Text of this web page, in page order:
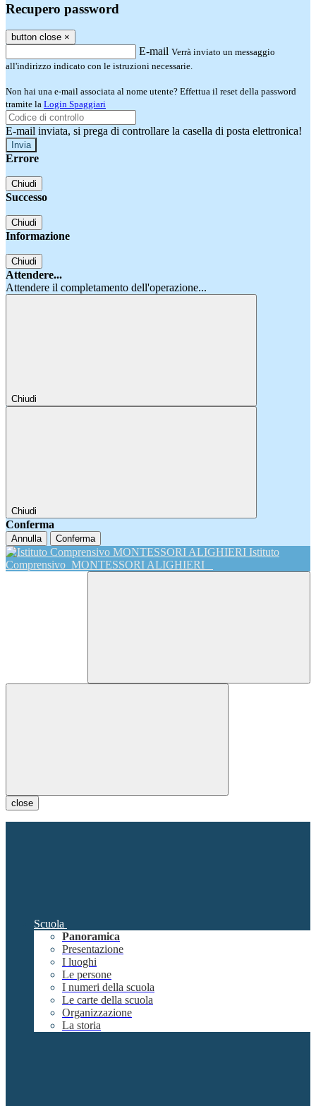
Recupero password
button close ×
E-mail Verrà inviato un messaggio
all'indirizzo indicato con le istruzioni necessarie.
Non hai una e-mail associata al nome utente? Effettua il reset della password
tramite la Login Spaggiari
E-mail inviata, si prega di controllare la casella di posta elettronica!
Errore
Chiudi
Successo
Chiudi
Informazione
Chiudi
Attendere...
Attendere il completamento dell'operazione...
Chiudi
Chiudi
Conferma
Annulla Conferma
Istituto
Comprensivo MONTESSORI ALIGHIERI
close
Scuola
Panoramica
Presentazione
I luoghi
Le persone
I numeri della scuola
Le carte della scuola
Organizzazione
La storia